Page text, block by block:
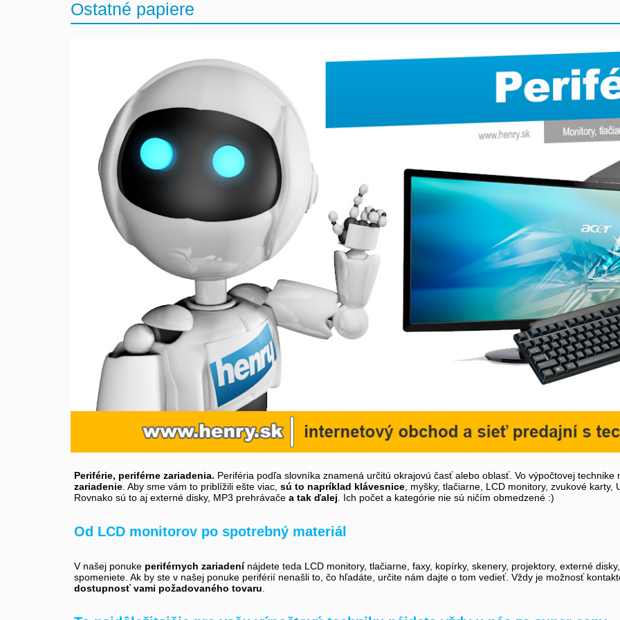
Ostatné papiere
Periférie, periférne zariadenia. Periféria podľa slovníka znamená určitú okrajovú časť alebo oblasť. Vo výpočtovej technike
zariadenie . Aby sme vám to priblížili ešte viac, sú to napríklad klávesnice , myšky, tlačiarne, LCD monitory, zvukové
Rovnako sú to aj externé disky, MP3 prehrávače a tak ďalej . Ich počet a kategórie nie sú ničím obmedzené :)
Od LCD monitorov po spotrebný materiál
V našej ponuke periférnych zariadenínájdete teda LCD monitory, tlačiarne, faxy, kopírky, skenery, projektory, externé
spomeniete. Ak by ste v našej ponuke periférií nenašli to, čo hľadáte, určite nám dajte o tom vedieť. Vždy je možnosť
dostupnosť vami požadovaného tovaru